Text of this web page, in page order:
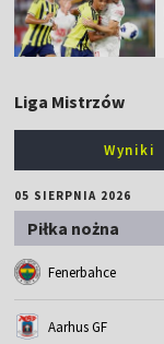
Liga Mistrzów
Wyniki
05 SIERPNIA 2026
Piłka nożna
Fenerbahce
Aarhus GF